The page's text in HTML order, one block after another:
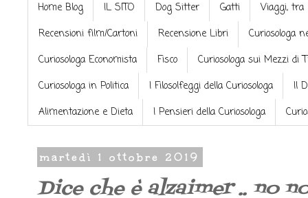
Home Blog IL SITO Dog Sitter Gatti
Viaggi, tra
Recensioni film/Cartoni
Recensione Libri
Curiosologa
Curiosologa Economista
Fisco
Curiosologa sui Mezzi di
Curiosologa in Politica
I Filosolfeggi della Curiosologa
Il
Alimentazione e Dieta
I Pensieri della Curiosologa
martedì 1 ottobre 2019
Dice che è alzaimer .. no